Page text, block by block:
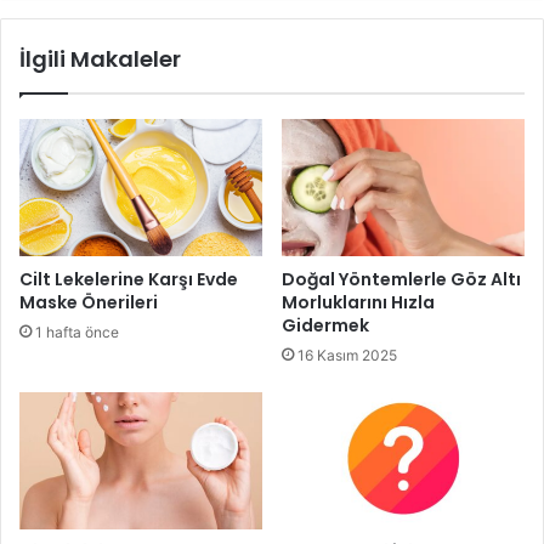
nem tutucu içerikler cilt bariyerini güçlendirir. Parfüm
ve renklendirici içermeyen, yoğun nem desteği
Güneş Koruması
Hassas ciltler güneş ışınlarından çok daha kolay
etkilenir. Bu nedenle her mevsim, en az SPF 30
içeren mineral bazlı güneş koruyucular kullanılmalıdır.
Çinko oksit veya titanyum dioksit gibi fiziksel filtrelere
sahip güneş kremleri hassas ciltlerde daha güvenlidir.
Gece Bakımı
Akşamları uygulanan bakım, cildin onarım sürecini
hafif bir nemlendirici uygulanmalı, gerekirse yatıştırıcı
serumlar tercih edilmelidir. Gece boyunca cilt kendini
yenilediğinden bu adım ihmal edilmemelidir.
Günlük Yaşamda Dikkat Edilmesi
İlgili Makaleler
Cilt Lekelerine Karşı Evde
Maske Önerileri
1 hafta önce
Doğal Yöntemlerle Göz Altı
Morluklarını Hızla
Gidermek
16 Kasım 2025